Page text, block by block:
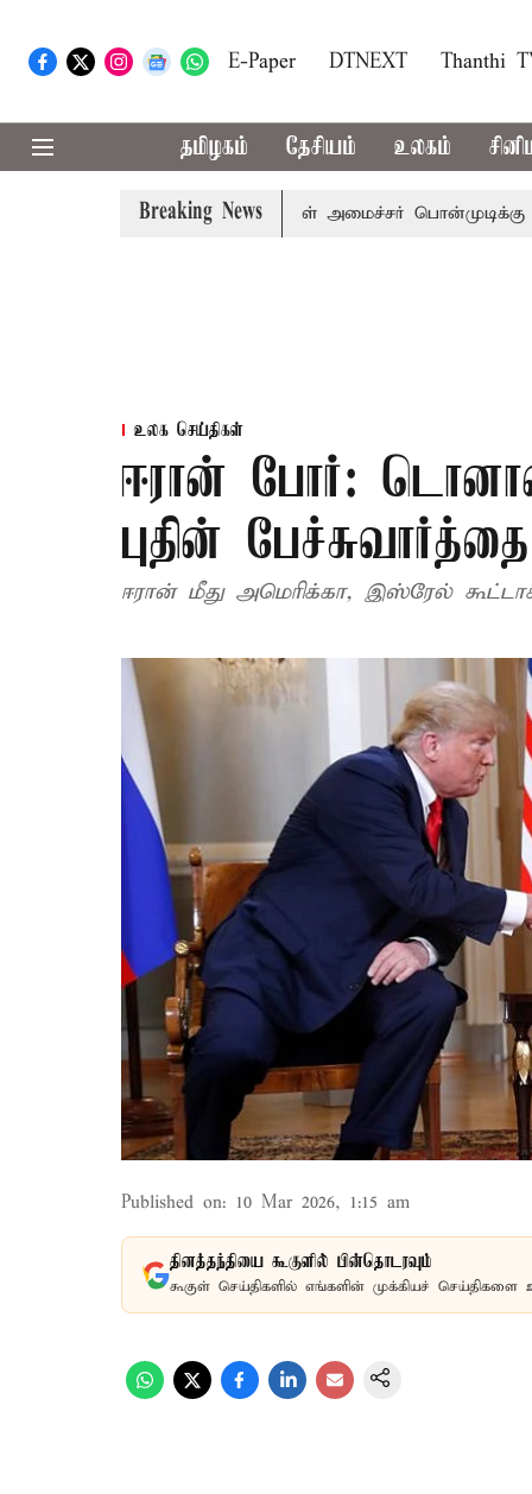
E-Paper DTNEXT Thanthi
தமிழகம் தேசியம் உலகம்
Breaking News
முன்னாள் அமைச்சர் பொன்முடிக்கு சென்னை
உலக செய்திகள்
ஈரான் போர்:
புதின் பேச்சுவார்த்தை
Published on: 10 Mar 2026, 1:15 am
தினத்தந்தியை கூகுளில் பின்தொடரவும்
கூகுள் செய்திகளில் எங்களின் முக்கியச் செய்திகளை